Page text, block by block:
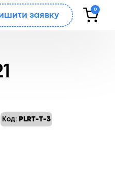
заявку
0
Код: PLRT-T-3